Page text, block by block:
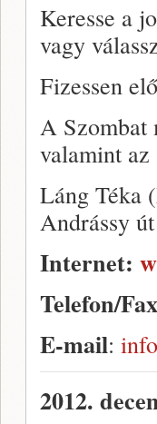
Keresse a
vagy
Fizessen
A Szombat
valamint az
Láng Téka
Andrássy
Internet:
Telefon/Fax
E-mail:
2012.